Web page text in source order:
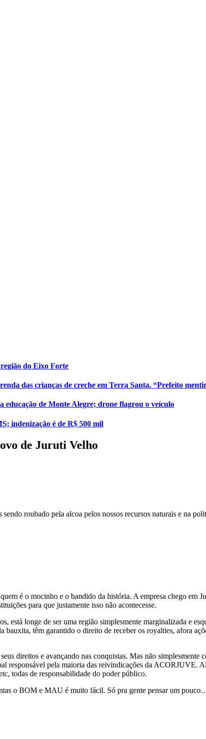
do Eixo Forte
das crianças de creche em Terra Santa. “Prefeito
educação de Monte Alegre; drone flagrou o veículo
indenização é de R$ 500 mil
de Juruti Velho
roubado pela alcoa pelos nossos recursos naturais e na
é o mocinho e o bandido da história. A empresa chego em
para que justamente isso não acontecesse.
está longe de ser uma região simplesmente marginalizada e
bauxita, têm garantido o direito de receber os royalties, afora
direitos e avançando nas conquistas. Mas não simplesmente
responsável pela maioria das reivindicações da ACORJUVE.
todas de responsabilidade do poder público.
o BOM e MAU é muito fácil. Só pra gente pensar um